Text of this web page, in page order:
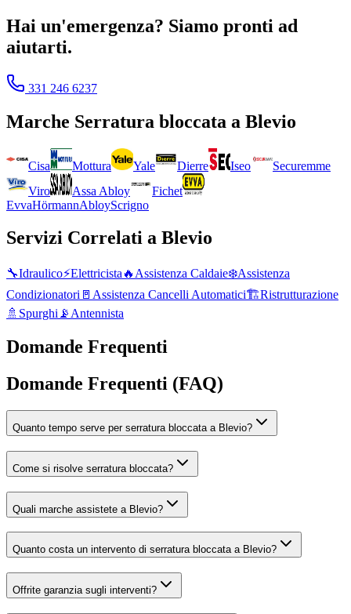
Hai un'emergenza? Siamo pronti ad
aiutarti.
331 246 6237
Marche Serratura bloccata a Blevio
Cisa Mottura Yale Dierre Iseo
Securemme
Viro
Assa Abloy
Fichet
EvvaHörmannAbloyScrigno
Servizi Correlati a Blevio
🔧Idraulico⚡Elettricista 🔥 Assistenza Caldaie❄️Assistenza
Condizionatori 🚪 Assistenza Cancelli Automatici🏗️Ristrutturazione
🚿 Spurghi 📡 Antennista
Domande Frequenti
Domande Frequenti (FAQ)
Quanto tempo serve per serratura bloccata a Blevio?
Come si risolve serratura bloccata?
Quali marche assistete a Blevio?
Quanto costa un intervento di serratura bloccata a Blevio?
Offrite garanzia sugli interventi?